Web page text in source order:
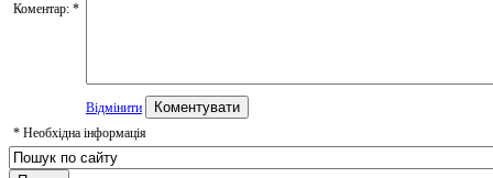
Коментар: *
Відмінити
* Необхідна інформація